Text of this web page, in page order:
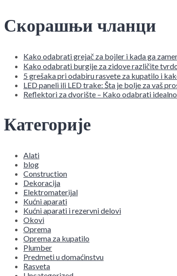
Скорашњи чланци
Kako odabrati grejač za bojler i kada ga
Kako odabrati burgije za zidove različite
5 grešaka pri odabiru rasvete za kupatilo i
LED paneli ili LED trake: Šta je bolje za vaš
Reflektori za dvorište – Kako odabrati
Категорије
Alati
blog
Construction
Dekoracija
Elektromaterijal
Kućni aparati
Kućni aparati i rezervni delovi
Okovi
Oprema
Oprema za kupatilo
Plumber
Predmeti u domaćinstvu
Rasveta